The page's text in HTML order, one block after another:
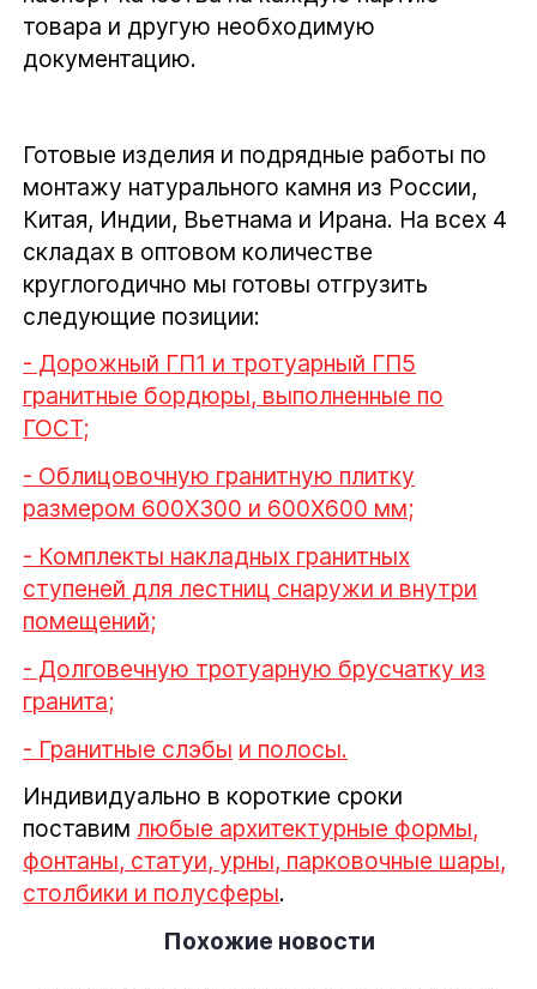
товара и другую необходимую
документацию.
Готовые изделия и подрядные работы по
монтажу натурального камня из России,
Китая, Индии, Вьетнама и Ирана. На всех 4
складах в оптовом количестве
круглогодично мы готовы отгрузить
следующие позиции:
- Дорожный ГП1 и тротуарный ГП5
гранитные бордюры, выполненные по
ГОСТ;
- Облицовочную гранитную плитку
размером 600Х300 и 600Х600 мм;
- Комплекты накладных гранитных
ступеней для лестниц снаружи и внутри
помещений;
- Долговечную тротуарную брусчатку из
гранита;
- Гранитные слэбы и полосы.
Индивидуально в короткие сроки
поставим любые архитектурные формы,
фонтаны, статуи, урны, парковочные шары,
столбики и полусферы.
Похожие новости